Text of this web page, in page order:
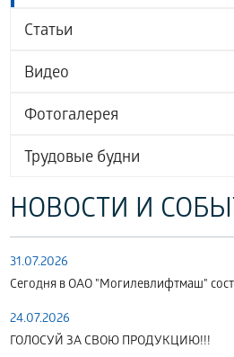
Статьи
Видео
Фотогалерея
Трудовые будни
НОВОСТИ И
31.07.2026
Сегодня в ОАО "Могилевлифтмаш"
24.07.2026
ГОЛОСУЙ ЗА СВОЮ ПРОДУКЦИЮ!!!